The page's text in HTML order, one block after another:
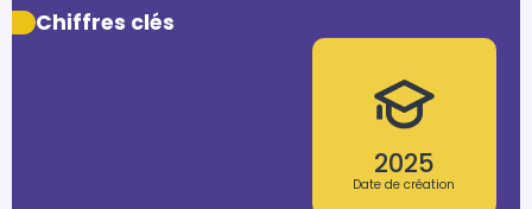
Chiffres clés
2025
Date de création